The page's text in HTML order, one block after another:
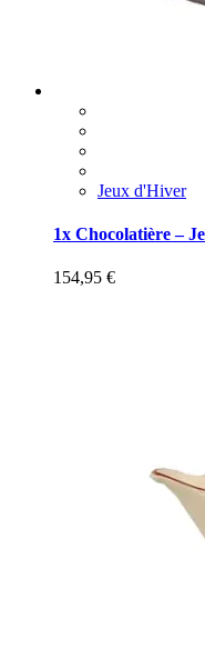
Jeux d'Hiver
1x Chocolatière –
154,95 €